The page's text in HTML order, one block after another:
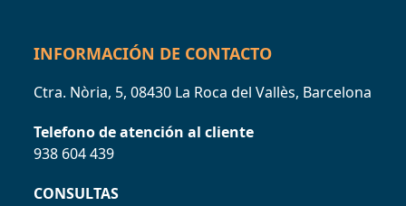
INFORMACIÓN DE CONTACTO
Ctra. Nòria, 5, 08430 La Roca del Vallès, Barcelona
Telefono de atención al cliente
938 604 439
CONSULTAS